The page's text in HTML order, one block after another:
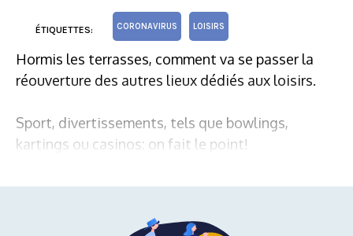
ÉTIQUETTES: CORONAVIRUS LOISIRS
Hormis les terrasses, comment va se passer la
réouverture des autres lieux dédiés aux loisirs.
Sport, divertissements, tels que bowlings,
kartings ou casinos: on fait le point!